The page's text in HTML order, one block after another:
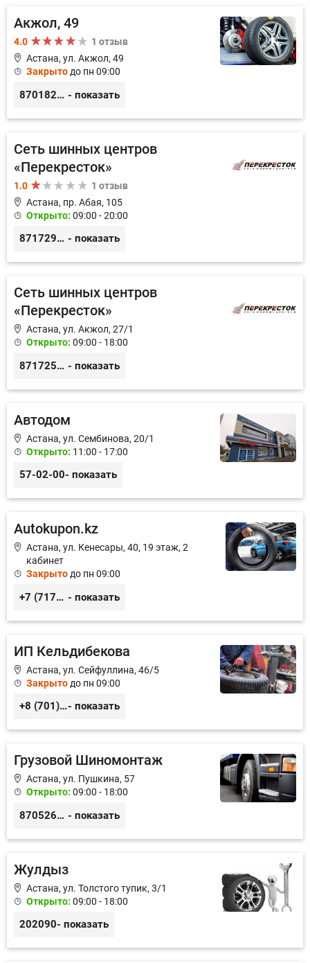
Акжол, 49
4.0
1 отзыв
Астана, ул. Акжол, 49
Закрыто до пн 09:00
87018235356 - показать
Сеть шинных центров
«Перекресток»
1.0
1 отзыв
Астана, пр. Абая, 105
Открыто: 09:00 - 20:00
87172949666 - показать
Сеть шинных центров
«Перекресток»
Астана, ул. Акжол, 27/1
Открыто: 09:00 - 18:00
87172545885 - показать
Автодом
Астана, ул. Сембинова, 20/1
Открыто: 11:00 - 17:00
57-02-00- показать
Autokupon.kz
Астана, ул. Кенесары, 40, 19 этаж, 2
кабинет
Закрыто до пн 09:00
+7 (7172) 96-89-11, +7 (702) 763-53-13 - показать
ИП Кельдибекова
Астана, ул. Сейфуллина, 46/5
Закрыто до пн 09:00
+8 (701) 771-33-91, +8 (701) 485-76-76- показать
Грузовой Шиномонтаж
Астана, ул. Пушкина, 57
Открыто: 09:00 - 18:00
87052677589 87757205557 - показать
Жулдыз
Астана, ул. Толстого тупик, 3/1
Открыто: 09:00 - 18:00
202090- показать